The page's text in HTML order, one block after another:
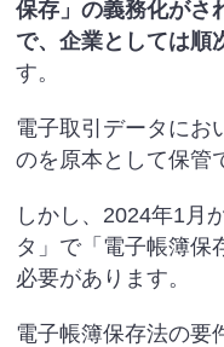
保存」の義務化がさ
で、企業としては順
す。
電子取引データにお
のを原本として保管
しかし、2024年1月
タ」で「電子帳簿保
必要があります。
電子帳簿保存法の要